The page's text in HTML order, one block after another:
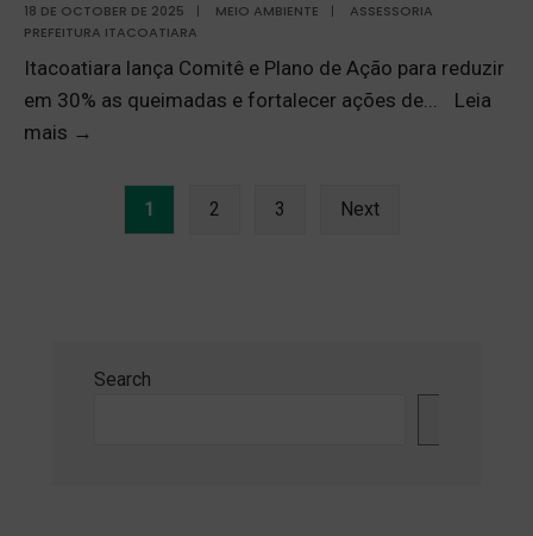
18 DE OCTOBER DE 2025 | MEIO AMBIENTE |
ASSESSORIA
PREFEITURA ITACOATIARA
Itacoatiara lança Comitê e Plano de Ação para reduzir
em 30% as queimadas e fortalecer ações de...
Leia
mais →
1 2 3 Next
Search